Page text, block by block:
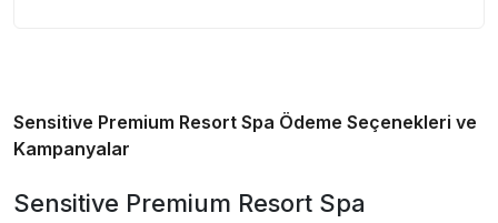
Sensitive Premium Resort Spa Ödeme Seçenekleri ve
Kampanyalar
Sensitive Premium Resort Spa